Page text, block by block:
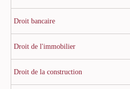
Droit bancaire
Droit de l'immobilier
Droit de la construction